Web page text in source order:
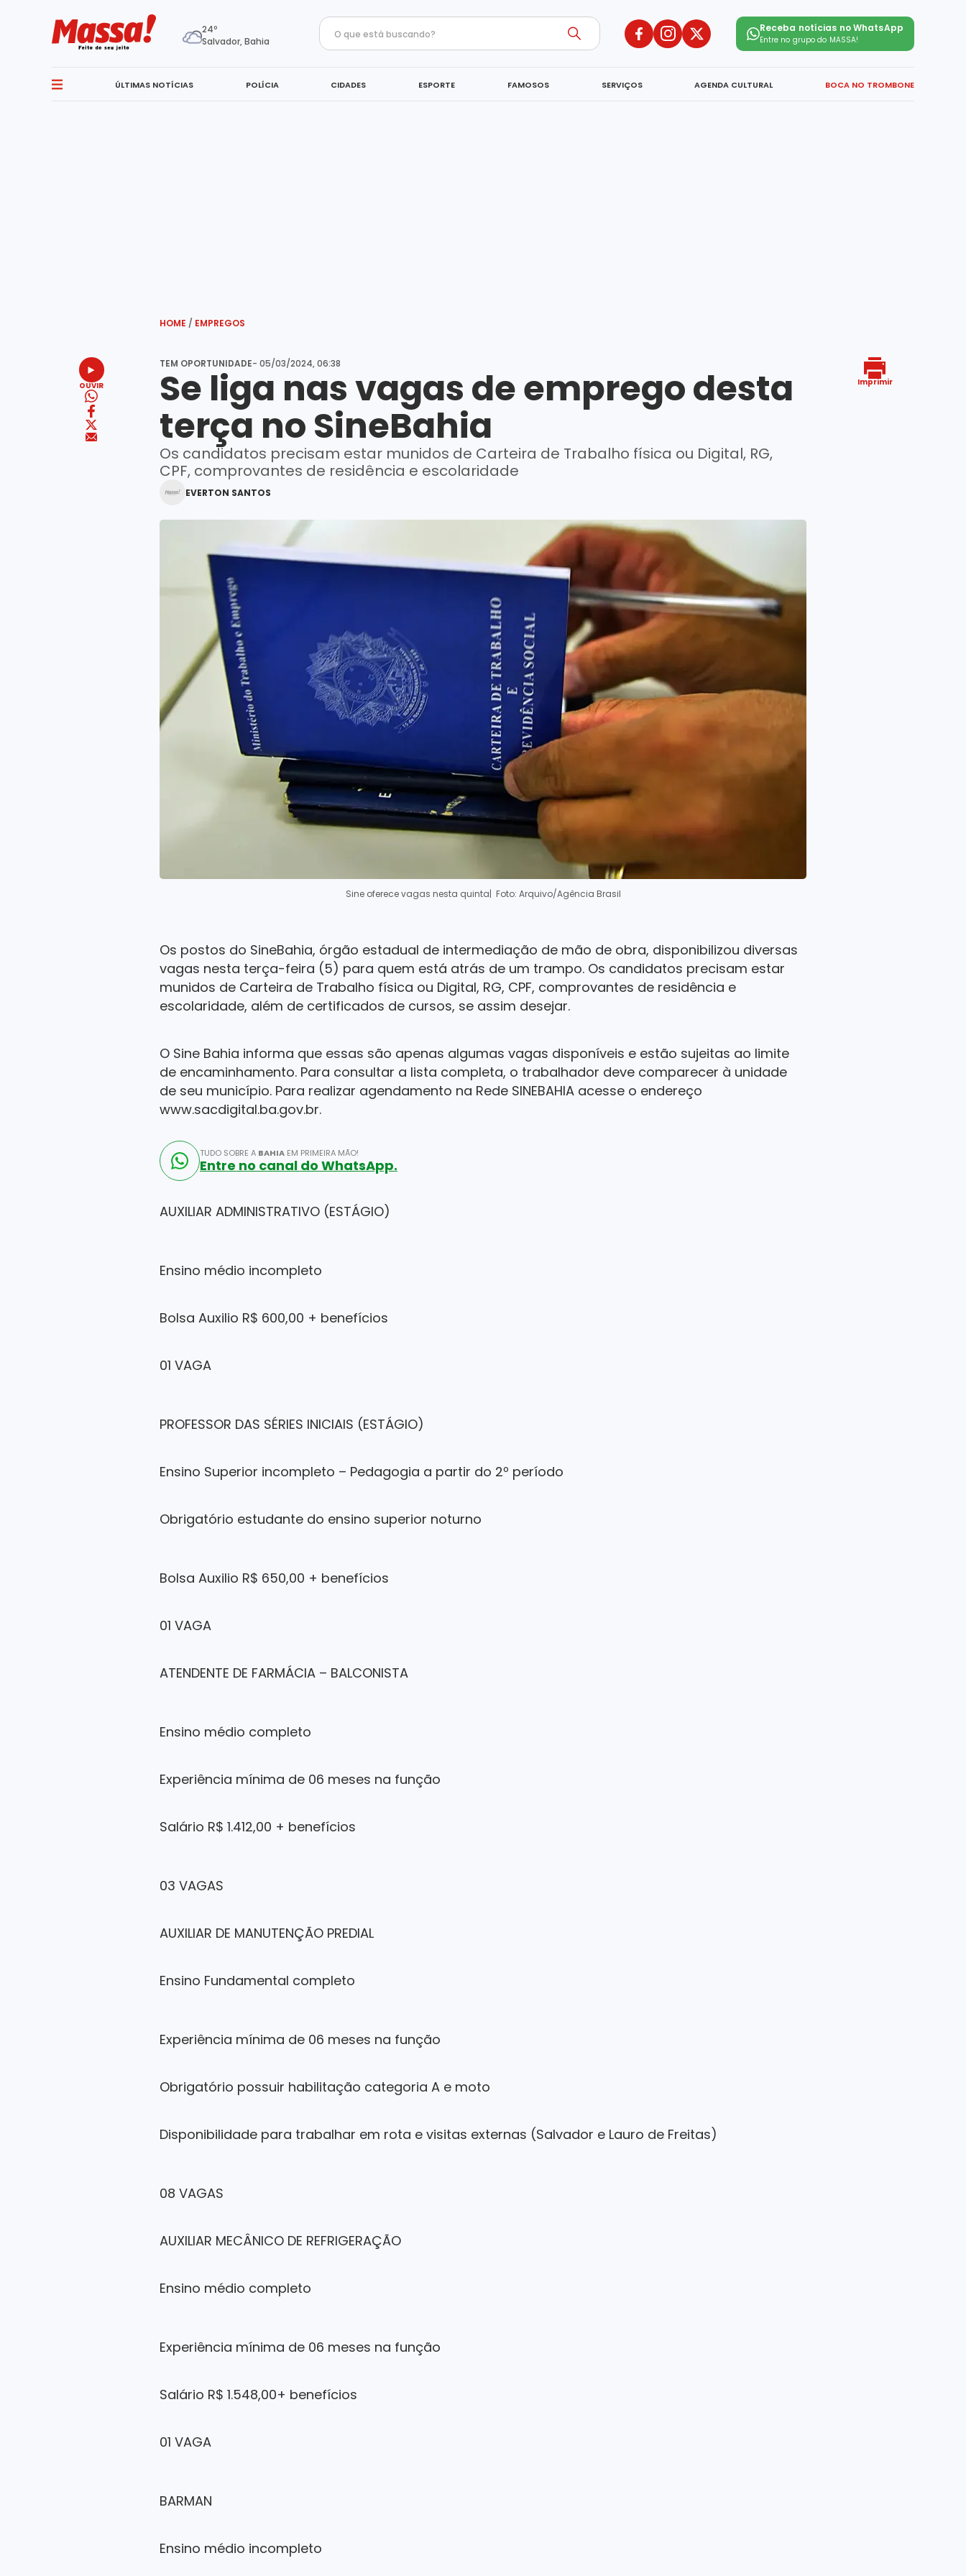
24º
Salvador, Bahia
Receba notícias no WhatsApp
Entre no grupo do MASSA!
ÚLTIMAS NOTÍCIAS POLÍCIA CIDADES ESPORTE FAMOSOS SERVIÇOS AGENDA CULTURAL BOCA NO TROMBONE
HOME / EMPREGOS
OUVIR
TEM OPORTUNIDADE- 05/03/2024, 06:38
Se liga nas vagas de emprego desta
terça no SineBahia
Os candidatos precisam estar munidos de Carteira de Trabalho física ou Digital, RG,
CPF, comprovantes de residência e escolaridade
EVERTON SANTOS
Sine oferece vagas nesta quinta| Foto: Arquivo/Agência Brasil
Os postos do SineBahia, órgão estadual de intermediação de mão de obra, disponibilizou diversas
vagas nesta terça-feira (5) para quem está atrás de um trampo. Os candidatos precisam estar
munidos de Carteira de Trabalho física ou Digital, RG, CPF, comprovantes de residência e
escolaridade, além de certificados de cursos, se assim desejar.
O Sine Bahia informa que essas são apenas algumas vagas disponíveis e estão sujeitas ao limite
de encaminhamento. Para consultar a lista completa, o trabalhador deve comparecer à unidade
de seu município. Para realizar agendamento na Rede SINEBAHIA acesse o endereço
www.sacdigital.ba.gov.br.
TUDO SOBRE A BAHIA EM PRIMEIRA MÃO!
Entre no canal do WhatsApp.
AUXILIAR ADMINISTRATIVO (ESTÁGIO)
Ensino médio incompleto
Bolsa Auxilio R$ 600,00 + benefícios
01 VAGA
PROFESSOR DAS SÉRIES INICIAIS (ESTÁGIO)
Ensino Superior incompleto – Pedagogia a partir do 2º período
Obrigatório estudante do ensino superior noturno
Bolsa Auxilio R$ 650,00 + benefícios
01 VAGA
ATENDENTE DE FARMÁCIA – BALCONISTA
Ensino médio completo
Experiência mínima de 06 meses na função
Salário R$ 1.412,00 + benefícios
03 VAGAS
AUXILIAR DE MANUTENÇÃO PREDIAL
Ensino Fundamental completo
Experiência mínima de 06 meses na função
Obrigatório possuir habilitação categoria A e moto
Disponibilidade para trabalhar em rota e visitas externas (Salvador e Lauro de Freitas)
08 VAGAS
AUXILIAR MECÂNICO DE REFRIGERAÇÃO
Ensino médio completo
Experiência mínima de 06 meses na função
Salário R$ 1.548,00+ benefícios
01 VAGA
BARMAN
Ensino médio incompleto
Imprimir